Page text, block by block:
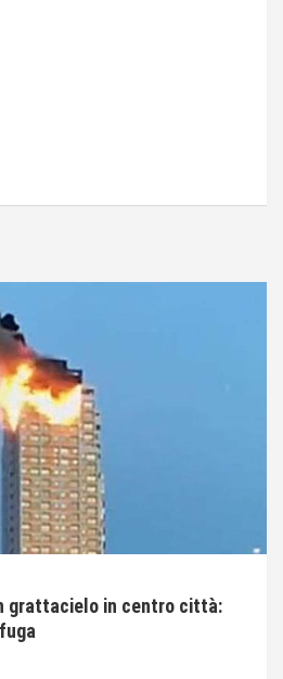
grattacielo in centro città: